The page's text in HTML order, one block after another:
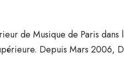
de Musique de Paris dans
Depuis Mars 2006,